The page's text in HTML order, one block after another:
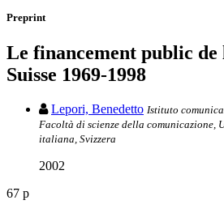
Preprint
Le financement public
Suisse 1969-1998
Lepori, Benedetto Istituto
Facoltà di scienze della comunicazione,
italiana, Svizzera
2002
67 p